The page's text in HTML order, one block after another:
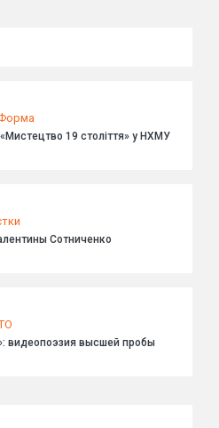
19 століття» у НХМУ
Сотниченко
видеопоэзия высшей пробы